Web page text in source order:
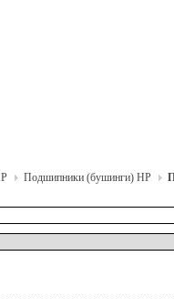
Подшипники (бушинги) HP